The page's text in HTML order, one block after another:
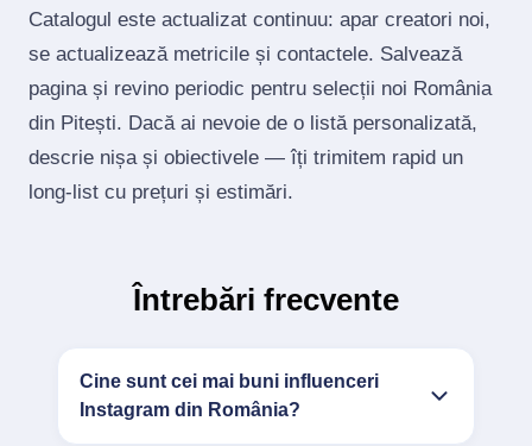
Catalogul este actualizat continuu: apar creatori noi,
se actualizează metricile și contactele. Salvează
pagina și revino periodic pentru selecții noi România
din Pitești. Dacă ai nevoie de o listă personalizată,
descrie nișa și obiectivele — îți trimitem rapid un
long‑list cu prețuri și estimări.
Întrebări frecvente
Cine sunt cei mai buni influenceri
Instagram din România?